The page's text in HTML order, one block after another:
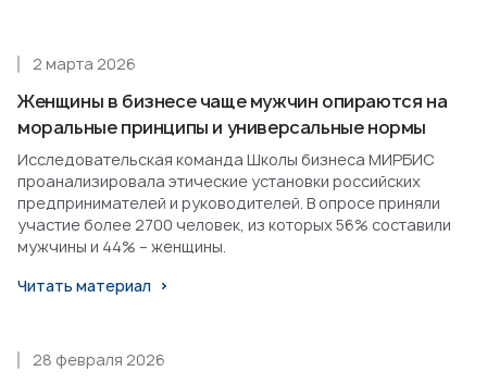
Женщины в бизнесе чаще мужчин опираются на
моральные принципы и универсальные нормы
2 марта 2026
Исследовательская команда Школы бизнеса МИРБИС
проанализировала этические установки российских
предпринимателей и руководителей. В опросе приняли
участие более 2700 человек, из которых 56% составили
мужчины и 44% – женщины.
Читать материал
28 февраля 2026